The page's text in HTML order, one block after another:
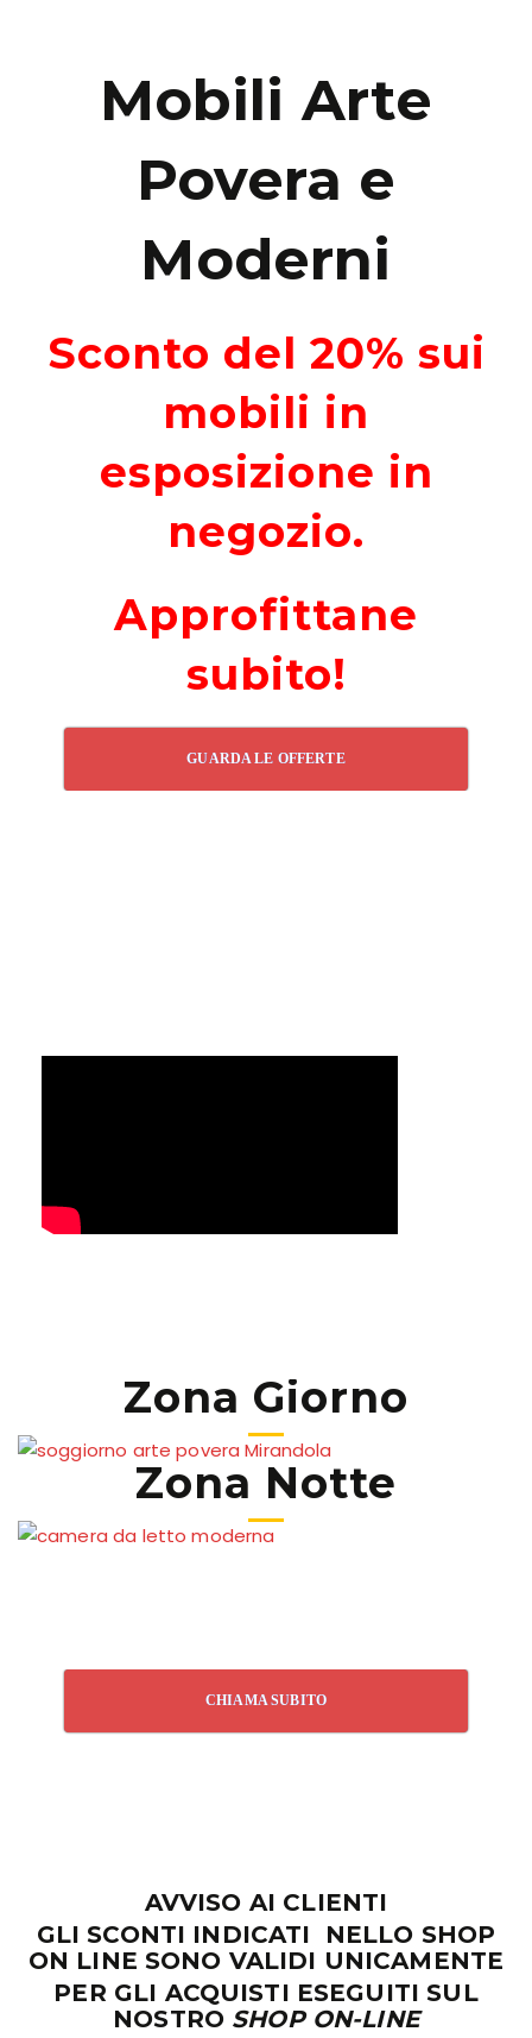
Mobili Arte
Povera e
Moderni
Sconto del 20% sui
mobili in
esposizione in
negozio.
Approfittane
subito!
GUARDA LE OFFERTE
Zona Giorno
Zona Notte
CHIAMA SUBITO
AVVISO AI CLIENTI
GLI SCONTI INDICATI NELLO SHOP
ON LINE SONO VALIDI UNICAMENTE
PER GLI ACQUISTI ESEGUITI SUL
NOSTRO SHOP ON-LINE